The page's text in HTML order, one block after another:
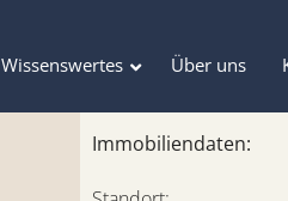
Wissenswertes Über uns
Immobiliendaten: